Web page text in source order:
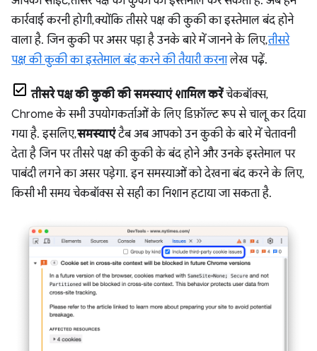
कार्रवाई करनी होगी, क्योंकि तीसरे पक्ष की कुकी का इस्तेमाल बंद होने
वाला है. जिन कुकी पर असर पड़ा है उनके बारे में जानने के लिए,तीसरे
पक्ष की कुकी का इस्तेमाल बंद करने की तैयारी करनालेख पढ़ें.
तीसरे पक्ष की कुकी की समस्याएं शामिल करेंचेकबॉक्स,
Chrome के सभी उपयोगकर्ताओं के लिए डिफ़ॉल्ट रूप से चालू कर दिया
गया है. इसलिए,समस्याएंटैब अब आपको उन कुकी के बारे में चेतावनी
देता है जिन पर तीसरे पक्ष की कुकी के बंद होने और उनके इस्तेमाल पर
पाबंदी लगने का असर पड़ेगा. इन समस्याओं को देखना बंद करने के लिए,
किसी भी समय चेकबॉक्स से सही का निशान हटाया जा सकता है.